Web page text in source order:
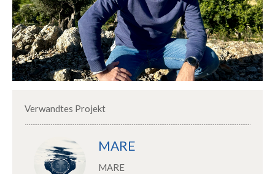
Verwandtes Projekt
MARE
MARE